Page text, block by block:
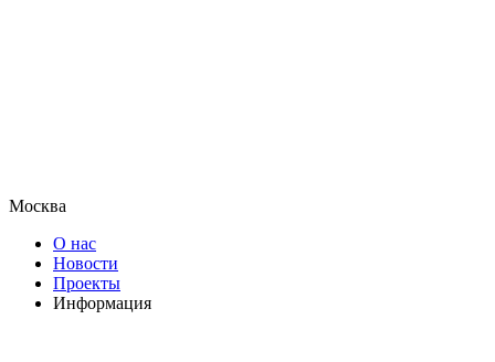
Москва
О нас
Новости
Проекты
Информация